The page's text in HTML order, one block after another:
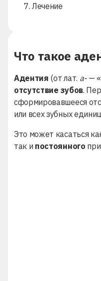
7. Лечение
Что такое
Адентия (от лат. a-—
отсутствие зубов.
сформировавшееся
или всех зубных
Это может касаться
так и постоянного